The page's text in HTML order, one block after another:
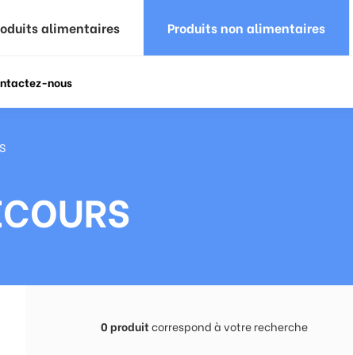
alimentaires Produits non alimentaires
nous
0produitcorrespond à votre recherche